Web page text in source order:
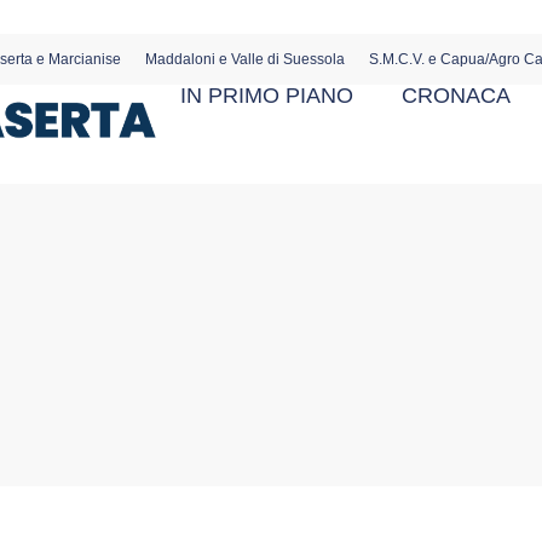
e Marcianise Maddaloni e Valle di Suessola S.M.C.V. e Capua/Agro
IN PRIMO PIANO CRONACA